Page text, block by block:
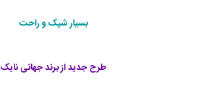
بسیار شیک و راحت
طرح جدید از برند جهانی نایک